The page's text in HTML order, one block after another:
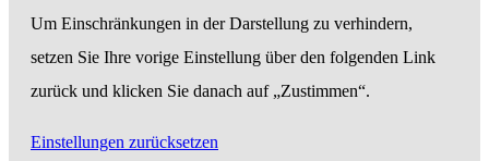
Um Einschränkungen in der Darstellung zu verhindern,
setzen Sie Ihre vorige Einstellung über den folgenden Link
zurück und klicken Sie danach auf „Zustimmen“.
Einstellungen zurücksetzen